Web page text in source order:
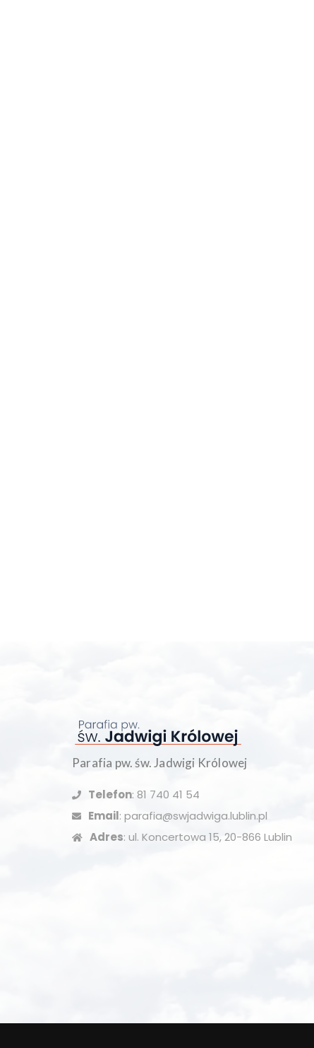
Parafia pw. św. Jadwigi Królowej
Telefon: 81 740 41 54
Email: parafia@swjadwiga.lublin.pl
Adres: ul. Koncertowa 15, 20-866 Lublin